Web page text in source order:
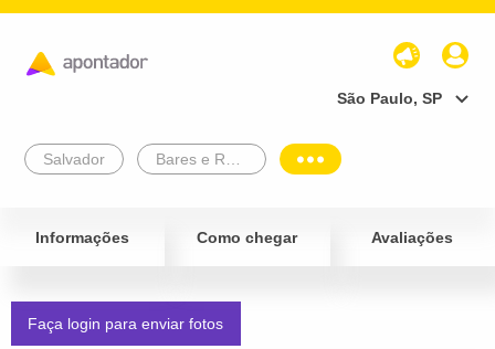
São Paulo, SP
Salvador
Informações Como chegar Avaliações
Faça login para enviar fotos